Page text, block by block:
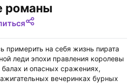
романы
примерить на себя жизнь пирата
леди эпохи правления королевы
балах и опасных сражениях,
вечеринках бурных